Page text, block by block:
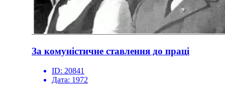
За комуністичне ставлення до праці
ID: 20841
Дата: 1972